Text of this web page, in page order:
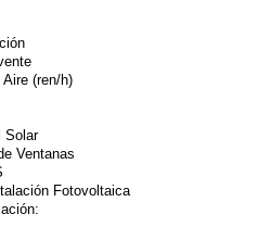
(ren/h)
Solar
Ventanas
Fotovoltaica